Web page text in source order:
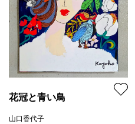
花冠と青い鳥
山口香代子